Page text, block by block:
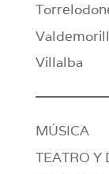
Villalba
MÚSICA
TEATRO Y